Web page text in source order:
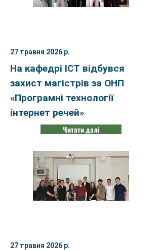
27 травня 2026 р.
На кафедрі ІСТ відбувся
захист магістрів за ОНП
«Програмні технології
інтернет речей»
Читати далі
27 травня 2026 р.